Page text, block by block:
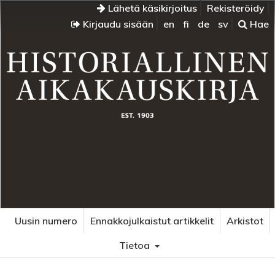
Lähetä käsikirjoitus
Rekisteröidy
Kirjaudu sisään
en fi de sv Hae
Uusin numero Ennakkojulkaistut artikkelit
Arkistot
Tietoa